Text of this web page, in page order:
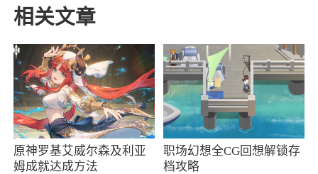
【网购优惠券】数千家国内外网购平台覆
【活动线报】实时更新各种优惠线报活动，
再也不会错过一个亿了！
【外卖红包】外卖红包，新用户0元吃大餐。
【打车快餐】出行、共享单车、各种代金券
相关文章
原神罗基艾威尔森及利亚
姆成就达成方法
职场幻想全CG回想解锁存
档攻略